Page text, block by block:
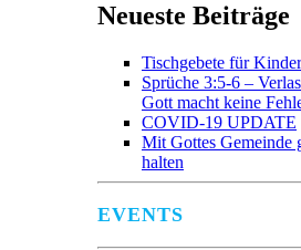
Neueste Beiträge
Tischgebete für Kinder
Sprüche 3:5-6 –
Gott macht keine
COVID-19 UPDATE
Mit Gottes Gemeinde
halten
EVENTS